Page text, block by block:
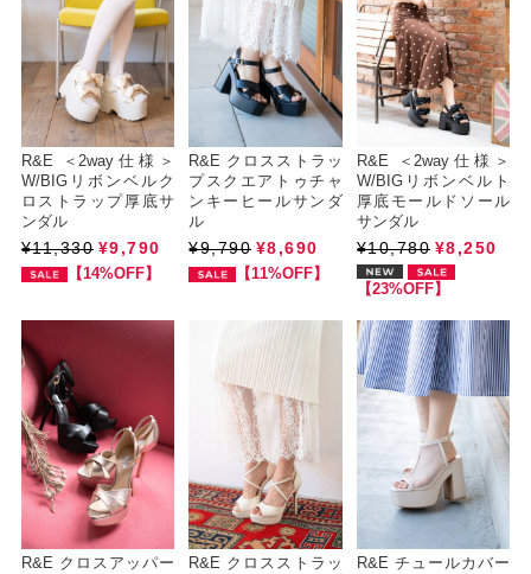
R&E ＜2way仕様＞
W/BIGリボンベルク
ロストラップ厚底サ
ンダル
¥11,330 ¥9,790
【14%OFF】
R&E クロスストラッ
プスクエアトゥチャ
ンキーヒールサンダ
ル
¥9,790 ¥8,690
【11%OFF】
R&E ＜2way仕様＞
W/BIGリボンベルト
厚底モールドソール
サンダル
¥10,780 ¥8,250
【23%OFF】
R&E クロスアッパー
R&E クロスストラッ
R&E チュールカバー